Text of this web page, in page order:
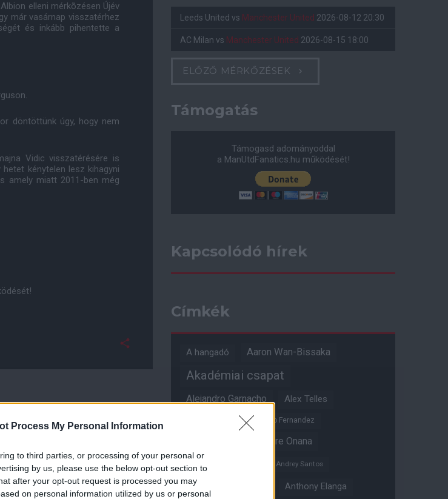
Process My Personal Information
to third parties, or processing of your personal or
by us, please use the below opt-out section to
after your opt-out request is processed you may
on personal information utilized by us or personal
elleni mérkõzésen Újév
már vasárnap visszatérhez
és inkább pihentette a
döntöttünk úgy, hogy nem
Vidic visszatérésére is
kénytelen lesz kihagyni
amely miatt 2011-ben még
Leeds United vs Manchester United 2026-08-12 20:30
AC Milan vs Manchester United 2026-08-15 18:00
ELŐZŐ MÉRKŐZÉSEK
Támogatás
Támogasd adományoddal
a ManUtdFanatics.hu működését!
Kapcsolódó hírek
Címkék
A hangadó Aaron Wan-Bissaka
Akadémiai csapat
Alejandro Garnacho Alex Telles
Alvaro Fernandez
Andre Onana
Andreas Pereira
Andrey Santos
Angol válogatott Anthony Elanga